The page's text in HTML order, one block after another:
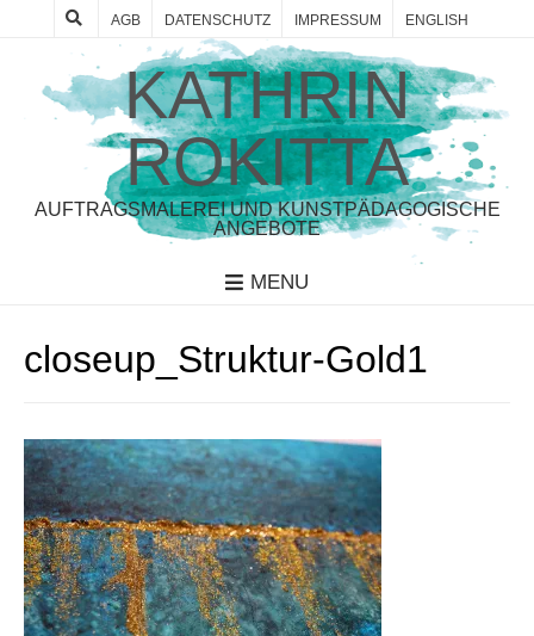
AGB DATENSCHUTZ IMPRESSUM ENGLISH
KATHRIN
ROKITTA
AUFTRAGSMALEREI UND KUNSTPÄDAGOGISCHE
ANGEBOTE
MENU
closeup_Struktur-Gold1